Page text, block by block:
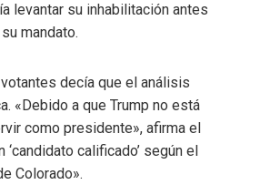
levantar su inhabilitación antes
mandato.
decía que el análisis
«Debido a que Trump no está
como presidente», afirma el
‘candidato calificado’ según el
Colorado».